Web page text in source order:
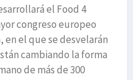
el Food 4
congreso europeo
el que se desvelarán
cambiando la forma
de más de 300